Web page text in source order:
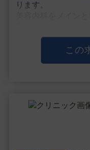
ります。
ります。
医療技術はもちろ
様お一人お一人に
この